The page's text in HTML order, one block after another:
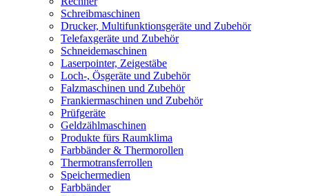
Schreibmaschinen
Drucker, Multifunktionsgeräte und Zubehör
Telefaxgeräte und Zubehör
Schneidemaschinen
Laserpointer, Zeigestäbe
Loch-, Ösgeräte und Zubehör
Falzmaschinen und Zubehör
Frankiermaschinen und Zubehör
Prüfgeräte
Geldzählmaschinen
Produkte fürs Raumklima
Farbbänder & Thermorollen
Thermotransferrollen
Speichermedien
Farbbänder